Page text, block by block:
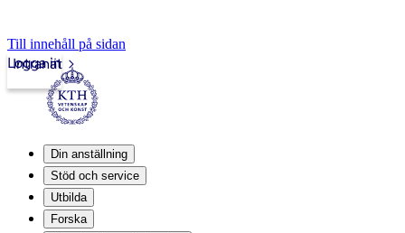
Till innehåll på sidan
Intranät
Logga in
Din anställning
Stöd och service
Utbilda
Forska